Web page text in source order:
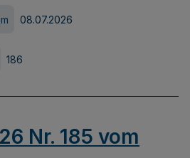
08.07.2026
186
Nr. 185 vom